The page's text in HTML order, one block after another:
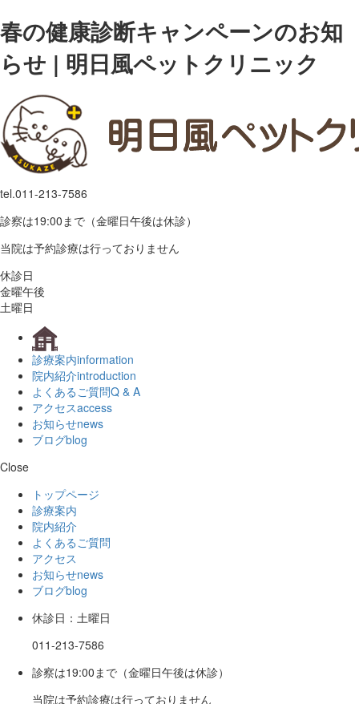
春の健康診断キャンペーンのお知
らせ | 明日風ペットクリニック
tel.011-213-7586
診察は19:00まで（金曜日午後は休診）
当院は予約診療は行っておりません
休診日
金曜午後
土曜日
診療案内information
院内紹介introduction
よくあるご質問Q & A
アクセスaccess
お知らせnews
ブログblog
Close
トップページ
診療案内
院内紹介
よくあるご質問
アクセス
お知らせnews
ブログblog
休診日：土曜日
011-213-7586
診察は19:00まで（金曜日午後は休診）
当院は予約診療は行っておりません